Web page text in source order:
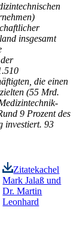
insgesamt
die einen
(55 Mrd.
9 Prozent des
investiert. 93
Zitatekachel
Mark Jalaß und
Dr. Martin
Leonhard